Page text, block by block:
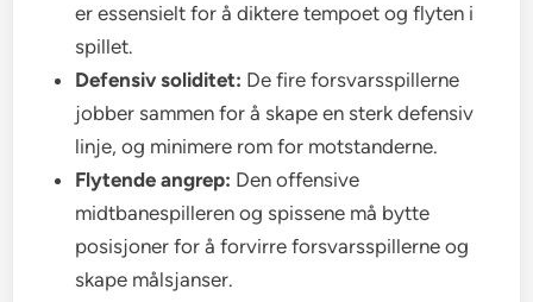
er essensielt for å diktere tempoet og flyten i
spillet.
Defensiv soliditet: De fire forsvarsspillerne
jobber sammen for å skape en sterk defensiv
linje, og minimere rom for motstanderne.
Flytende angrep: Den offensive
midtbanespilleren og spissene må bytte
posisjoner for å forvirre forsvarsspillerne og
skape målsjanser.